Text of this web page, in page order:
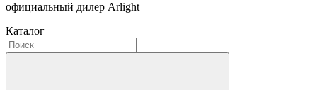
официальный дилер Arlight
Каталог